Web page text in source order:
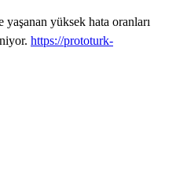
yaşanan yüksek hata oranları
https://prototurk-